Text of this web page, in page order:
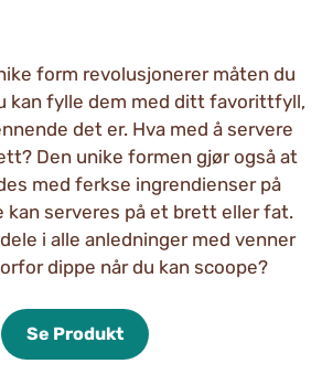
form revolusjonerer måten du
kan fylle dem med ditt favorittfyll,
det er. Hva med å servere
Den unike formen gjør også at
med ferkse ingrendienser på
kan serveres på et brett eller fat.
i alle anledninger med venner
dippe når du kan scoope?
Se Produkt